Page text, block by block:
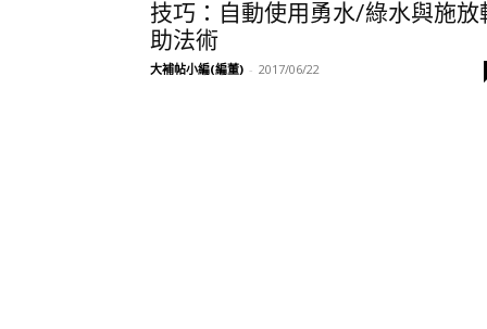
技巧：自動使用勇水/綠水與施放
助法術
大補帖小編(編董) - 2017/06/22